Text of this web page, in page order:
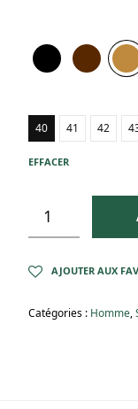
40 41 42
EFFACER
AJOUTER AUX
Catégories : Homme,